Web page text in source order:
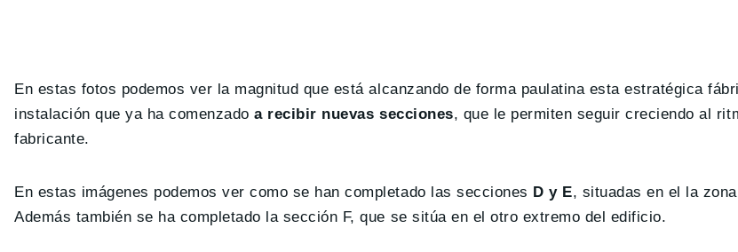
En estas fotos podemos ver la magnitud que está alcanzando de forma paulatina esta estratégica
instalación que ya ha comenzado a recibir nuevas secciones, que le permiten seguir creciendo al
fabricante.
En estas imágenes podemos ver como se han completado las secciones D y E, situadas en el la
Además también se ha completado la sección F, que se sitúa en el otro extremo del edificio.